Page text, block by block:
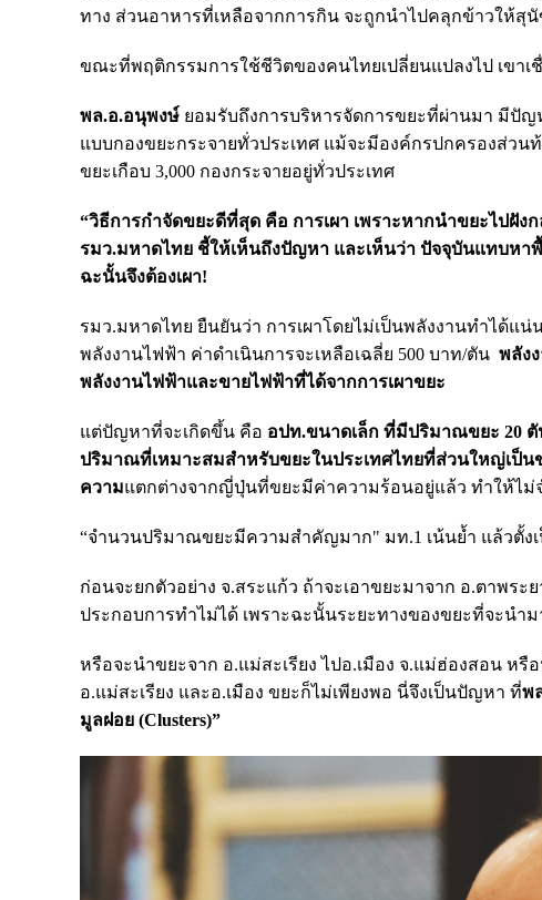
ทาง ส่วนอาหารที่เหลือจากการกิน จะถูกนำไปคลุกข้าวให้
ขณะที่พฤติกรรมการใช้ชีวิตของคนไทยเปลี่ยนแปลงไป เขา
พล.อ.อนุพงษ์ ยอมรับถึงการบริหารจัดการขยะที่ผ่านมา มีปัญ
แบบกองขยะกระจายทั่วประเทศ แม้จะมีองค์กรปกครองส่ว
ขยะเกือบ 3,000 กองกระจายอยู่ทั่วประเทศ
“วิธีการกำจัดขยะดีที่สุด คือ การเผา เพราะหากนำขยะไป
รมว.มหาดไทย ชี้ให้เห็นถึงปัญหา และเห็นว่า ปัจจุบันแทบห
ฉะนั้นจึงต้องเผา!
รมว.มหาดไทย ยืนยันว่า การเผาโดยไม่เป็นพลังงานทำได้แ
พลังงานไฟฟ้า ค่าดำเนินการจะเหลือเฉลี่ย 500 บาท/ตัน พลัง
พลังงานไฟฟ้าและขายไฟฟ้าที่ได้จากการเผาขยะ
แต่ปัญหาที่จะเกิดขึ้น คือ อปท.ขนาดเล็ก ที่มีปริมาณขยะ 20
ปริมาณที่เหมาะสมสำหรับขยะในประเทศไทยที่ส่วนใหญ่เป็น
ความแตกต่างจากญี่ปุ่นที่ขยะมีค่าความร้อนอยู่แล้ว ทำให้ไม่
“จำนวนปริมาณขยะมีความสำคัญมาก" มท.1 เน้นย้ำ แล้วตั้งเ
ก่อนจะยกตัวอย่าง จ.สระแก้ว ถ้าจะเอาขยะมาจาก อ.ตาพร
ประกอบการทำไม่ได้ เพราะฉะนั้นระยะทางของขยะที่จะนำ
หรือจะนำขยะจาก อ.แม่สะเรียง ไปอ.เมือง จ.แม่ฮ่องสอน ห
อ.แม่สะเรียง และอ.เมือง ขยะก็ไม่เพียงพอ นี่จึงเป็นปัญหา ที่พ
มูลฝอย (Clusters)”